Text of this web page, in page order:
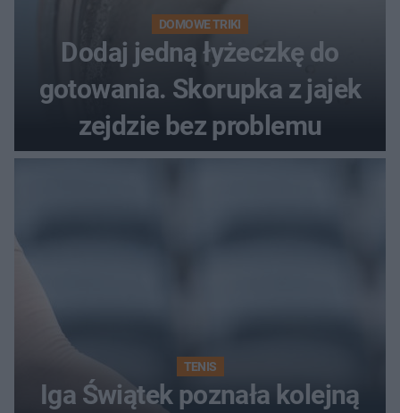
DOMOWE TRIKI
Dodaj jedną łyżeczkę do
gotowania. Skorupka z jajek
zejdzie bez problemu
TENIS
Iga Świątek poznała kolejną